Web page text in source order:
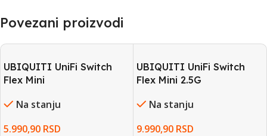
Povezani proizvodi
UBIQUITI UniFi Switch
Flex Mini
Na stanju
5.990,90 RSD
UBIQUITI UniFi Switch
Flex Mini 2.5G
Na stanju
9.990,90 RSD